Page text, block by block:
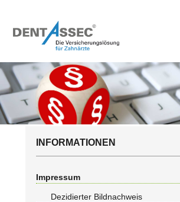
INFORMATIONEN
Impressum
Dezidierter Bildnachweis